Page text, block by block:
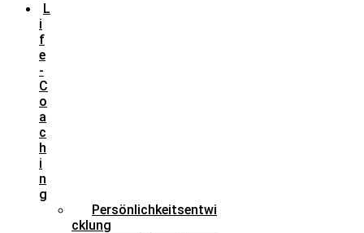
L
i
f
e
-
C
o
a
c
h
i
n
g
Persönlichkeitsentwi
cklung